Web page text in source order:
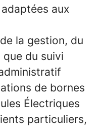
aux
la gestion, du
du suivi
de bornes
Électriques
particuliers,